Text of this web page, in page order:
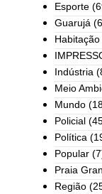
Esporte
Guarujá
Habitação
Indústria
Meio
Mundo
Policial
Política
Popular
Praia
Região